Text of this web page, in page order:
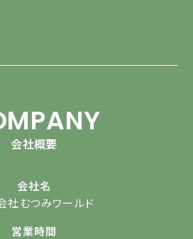
会社概要
会社名
社むつみワールド
営業時間